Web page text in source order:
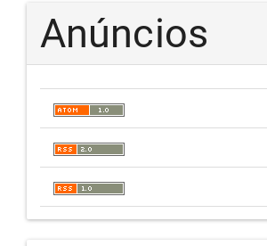
Anúncios